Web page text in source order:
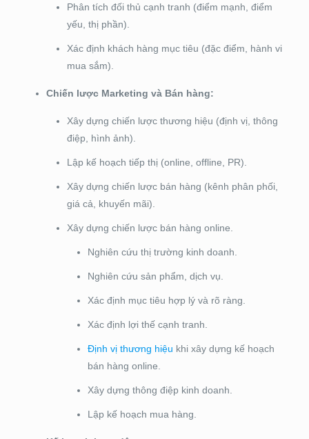
Phân tích đối thủ cạnh tranh (điểm mạnh, điểm
yếu, thị phần).
Xác định khách hàng mục tiêu (đặc điểm, hành vi
mua sắm).
Chiến lược Marketing và Bán hàng:
Xây dựng chiến lược thương hiệu (định vị, thông
điệp, hình ảnh).
Lập kế hoạch tiếp thị (online, offline, PR).
Xây dựng chiến lược bán hàng (kênh phân phối,
giá cả, khuyến mãi).
Xây dựng chiến lược bán hàng online.
Nghiên cứu thị trường kinh doanh.
Nghiên cứu sản phẩm, dịch vụ.
Xác định mục tiêu hợp lý và rõ ràng.
Xác định lợi thế cạnh tranh.
Định vị thương hiệu khi xây dựng kế hoạch
bán hàng online.
Xây dựng thông điệp kinh doanh.
Lập kế hoạch mua hàng.